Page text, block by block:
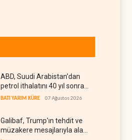
ABD, Suudi Arabistan'dan
petrol ithalatını 40 yıl sonra
ilk kez durdurdu
BATI YARIM KÜRE 07 Ağustos 2026
Galibaf, Trump'ın tehdit ve
müzakere mesajlarıyla alay